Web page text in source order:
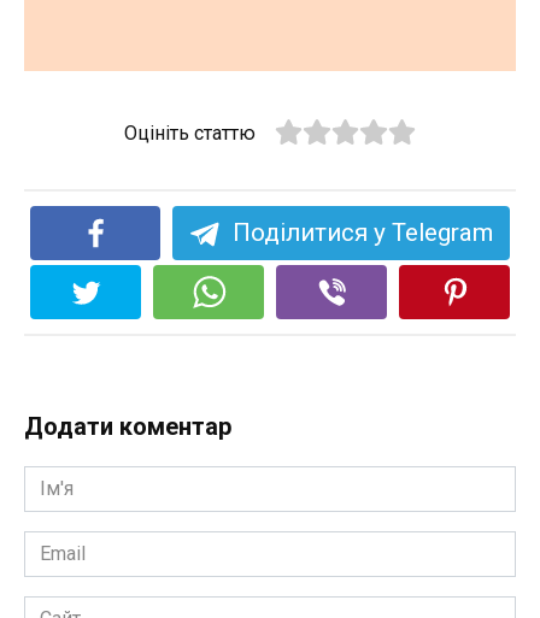
Оцініть статтю
Поділитися у Telegram
Додати коментар
Ім'я
*
Email
*
Сайт